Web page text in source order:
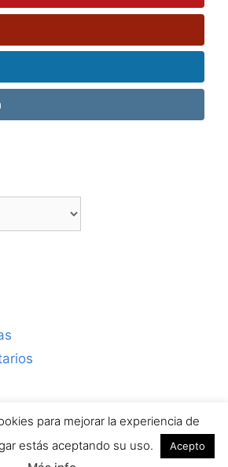
por José
Todos los derechos reservados.
para mejorar la experiencia de
estás aceptando su uso.
Acepto